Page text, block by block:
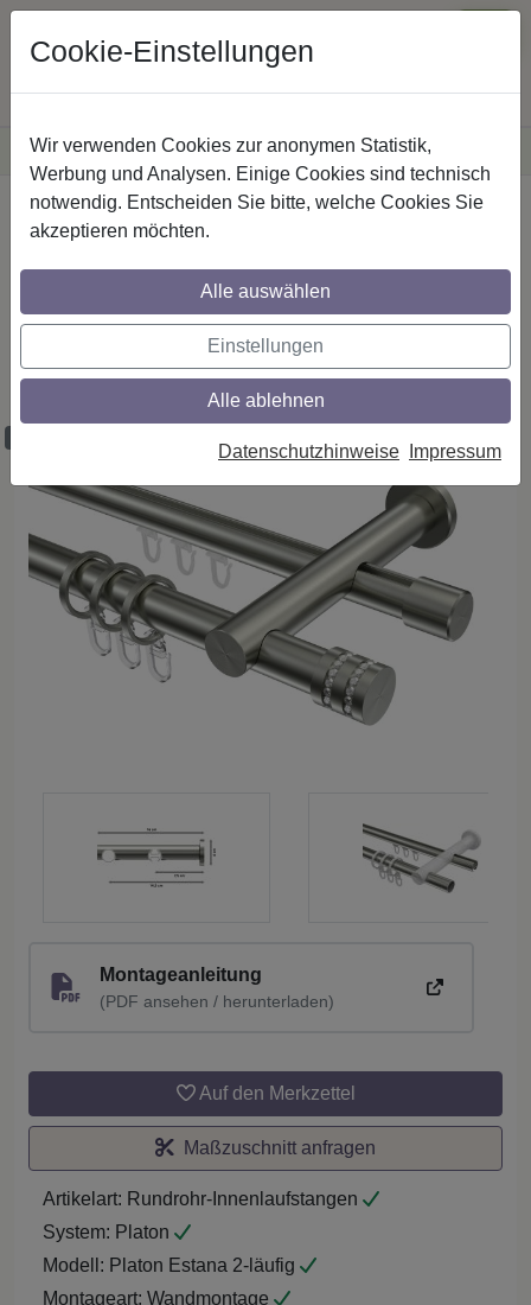
VersandkostenfreieLieferung innerhalb Deutschlands
Sichere Zahlung
Startseite
Rundrohr-Innenlaufstangen
Edelstahl-Optik
Rundrohr-Innenlauf Gardinenstangen aus
Edelstahl-Optik in 20 mm Ø, 2-läufig,
Modell PLATON - Estana
Montageanleitung
(PDF ansehen / herunterladen)
Auf den Merkzettel
Maßzuschnitt anfragen
Artikelart: Rundrohr-Innenlaufstangen
System: Platon
Modell: Platon Estana 2-läufig
Montageart: Wandmontage
Cookie-Einstellungen
Wir verwenden Cookies zur anonymen Statistik,
Werbung und Analysen. Einige Cookies sind technisch
notwendig. Entscheiden Sie bitte, welche Cookies Sie
akzeptieren möchten.
Alle auswählen
Einstellungen
Alle ablehnen
Datenschutzhinweise Impressum